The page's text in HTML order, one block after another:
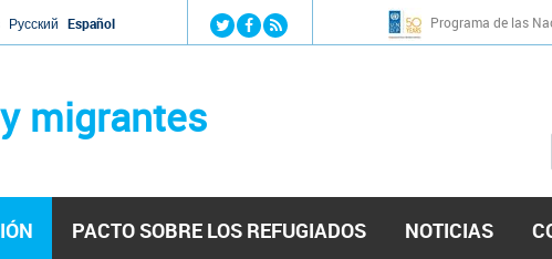
Jump to navigation
Русский Español Programa de las
migrantes
PACTO SOBRE LOS REFUGIADOS NOTICIAS